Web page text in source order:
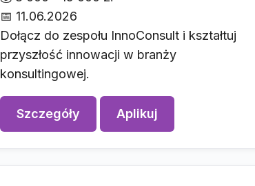
📅 11.06.2026
Dołącz do zespołu InnoConsult i kształtuj
przyszłość innowacji w branży
konsultingowej.
Szczegóły Aplikuj